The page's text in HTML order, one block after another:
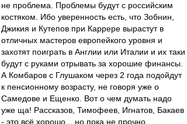
не проблема. Проблемы будут с российским
костяком. Ибо уверенность есть, что Зобнин,
Джикия и Кутепов при Каррере вырастут в
отличных мастеров европейкого уровня и
захотят поиграть в Англии или Италии и их таки
будут с руками отрывать за хорошие финансы.
А Комбаров с Глушаком через 2 года подойдут
к пенсионному возрасту, не говоря уже о
Самедове и Ещенко. Вот о чем думать надо
уже ща! Рассказов, Тимофеев, Игнатов, Бакаев
- это всё хорошо... но пока не прочно.